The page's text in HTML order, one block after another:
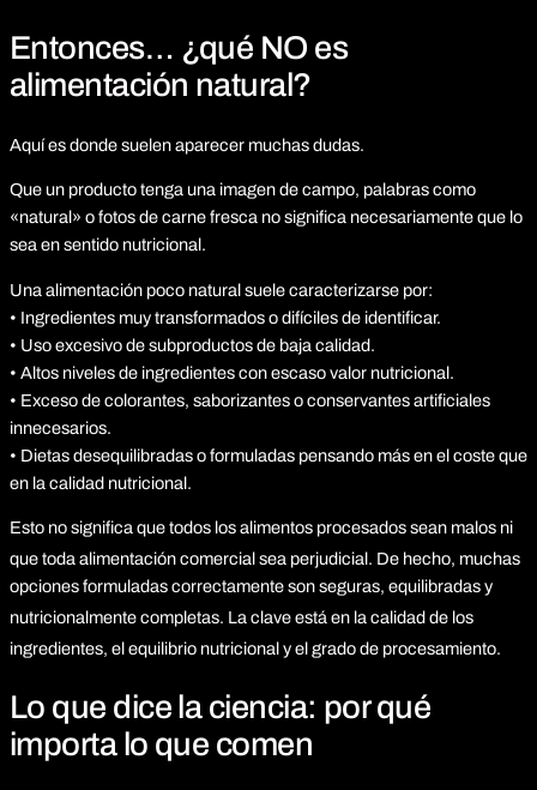
Entonces… ¿qué NO es
alimentación natural?
Aquí es donde suelen aparecer muchas dudas.
Que un producto tenga una imagen de campo, palabras como
«natural» o fotos de carne fresca no significa necesariamente que lo
sea en sentido nutricional.
Una alimentación poco natural suele caracterizarse por:
• Ingredientes muy transformados o difíciles de identificar.
• Uso excesivo de subproductos de baja calidad.
• Altos niveles de ingredientes con escaso valor nutricional.
• Exceso de colorantes, saborizantes o conservantes artificiales
innecesarios.
• Dietas desequilibradas o formuladas pensando más en el coste que
en la calidad nutricional.
Esto no significa que todos los alimentos procesados sean malos ni
que toda alimentación comercial sea perjudicial. De hecho, muchas
opciones formuladas correctamente son seguras, equilibradas y
nutricionalmente completas. La clave está en la calidad de los
ingredientes, el equilibrio nutricional y el grado de procesamiento.
Lo que dice la ciencia: por qué
importa lo que comen